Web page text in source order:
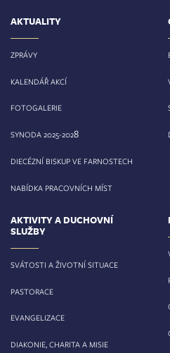
AKTUALITY
ZPRÁVY
KALENDÁŘ AKCÍ
FOTOGALERIE
SYNODA 2025-2028
DIECÉZNÍ BISKUP VE FARNOSTECH
NABÍDKA PRACOVNÍCH MÍST
AKTIVITY A DUCHOVNÍ
SLUŽBY
SVÁTOSTI A ŽIVOTNÍ SITUACE
PASTORACE
EVANGELIZACE
DIAKONIE, CHARITA A MISIE